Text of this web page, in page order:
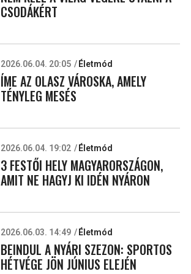
CSODÁKÉRT
2026.06.04. 20:05 Életmód
ÍME AZ OLASZ VÁROSKA, AMELY
TÉNYLEG MESÉS
2026.06.04. 19:02 Életmód
3 FESTŐI HELY MAGYARORSZÁGON,
AMIT NE HAGYJ KI IDÉN NYÁRON
2026.06.03. 14:49 Életmód
BEINDUL A NYÁRI SZEZON: SPORTOS
HÉTVÉGE JÖN JÚNIUS ELEJÉN